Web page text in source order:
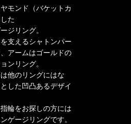
モンド（バケットカ
た
ジリング。
支えるシャトンパー
アームはゴールドの
ンリング。
他のリングにはな
した凹凸あるデザイ
輪をお探しの方には
ゲージリングです。